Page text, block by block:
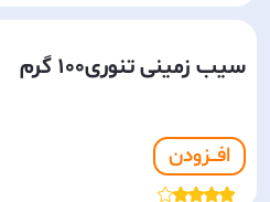
سیب زمینی تنوری100 گرم
افـــزودن